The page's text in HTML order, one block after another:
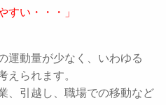
すい・・・」
運動量が少なく、いわゆる
えられます。
、引越し、職場での移動など